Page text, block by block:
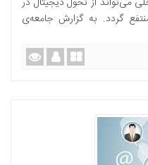
همه‌گیری ویروس كووید 19 منتفع گردد. به گزارش جامعه‌ی